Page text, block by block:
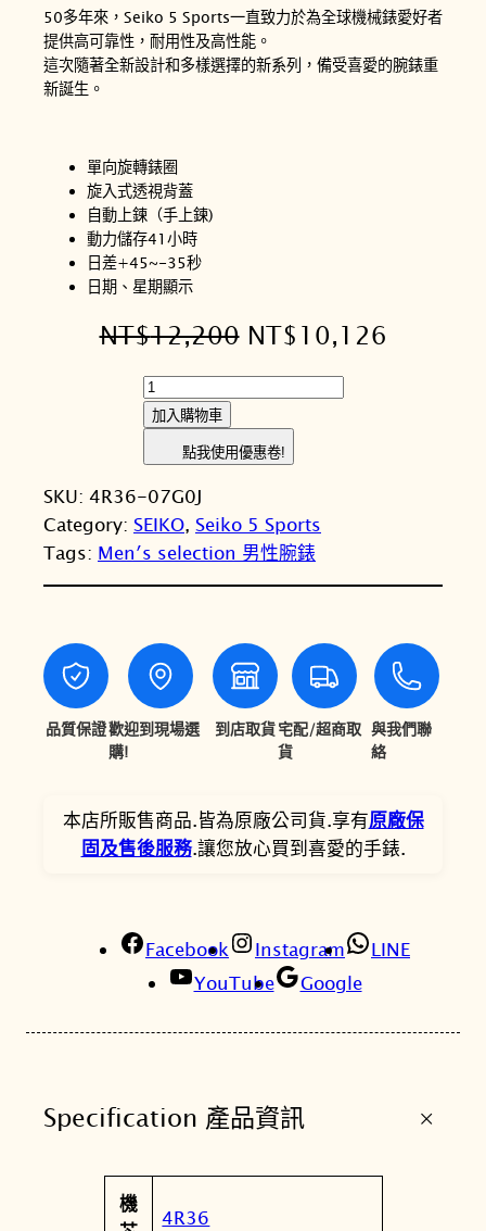
50多年來，Seiko 5 Sports一直致力於為全球機械錶愛好者
提供高可靠性，耐用性及高性能。
這次隨著全新設計和多樣選擇的新系列，備受喜愛的腕錶重
新誕生。
單向旋轉錶圈
旋入式透視背蓋
自動上鍊（手上鍊)
動力儲存41小時
日差+45~-35秒
日期、星期顯示
NT$12,200 原
始
格
N
T
1
2
,
0
。
NT$ 10,126
1
0
,
1
6
。
S
K
O
精
工
5
p
o
t
R
P
D
K
1
古
腕
4
加入購物車
點我使用優惠卷!
SKU: 4R36-07G0J
Category: SEIKO, Seiko 5 Sports
Tags: Men′s selection 男性腕錶
品質保證歡迎到現場選
購!
到店取貨宅配/超商取
貨
與我們聯
絡
本店所販售商品.皆為原廠公司貨.享有原廠保
固及售後服務.讓您放心買到喜愛的手錶.
Facebook Instagram
LINE
YouTube
Google
Specification 產品資訊 +
屬
性
值
機
4R36